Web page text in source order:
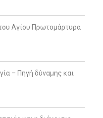
Αγίου Πρωτομάρτυρα
– Πηγή δύναμης και